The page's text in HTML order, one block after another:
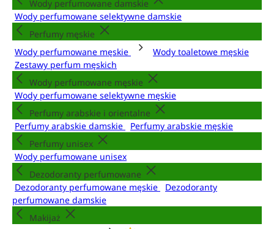
Wody perfumowane damskie
Wody perfumowane selektywne damskie
Perfumy męskie
Wody perfumowane męskie
Wody toaletowe męskie
Zestawy perfum męskich
Wody perfumowane męskie
Wody perfumowane selektywne męskie
Perfumy arabskie i orientalne
Perfumy arabskie damskie
Perfumy arabskie męskie
Perfumy unisex
Wody perfumowane unisex
Dezodoranty perfumowane
Dezodoranty perfumowane męskie
Dezodoranty
perfumowane damskie
Makijaż